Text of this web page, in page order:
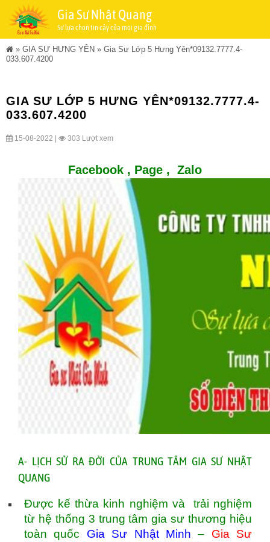
Gia Sư Nhật Quang
Sự lựa chọn tin cậy của mọi gia đình
» GIA SƯ HƯNG YÊN » Gia Sư Lớp 5 Hưng Yên*09132.7777.4-
033.607.4200
GIA SƯ LỚP 5 HƯNG YÊN*09132.7777.4-
033.607.4200
15-08-2022 | 303 Lượt xem
Facebook , Page , Zalo
A- LỊCH SỬ RA ĐỜI CỦA TRUNG TÂM GIA SƯ NHẬT
QUANG
Được kế thừa kinh nghiệm và trải nghiệm
từ hệ thống 3 trung tâm gia sư thương hiệu
toàn quốc Gia Sư Nhật Minh –
Gia Sư